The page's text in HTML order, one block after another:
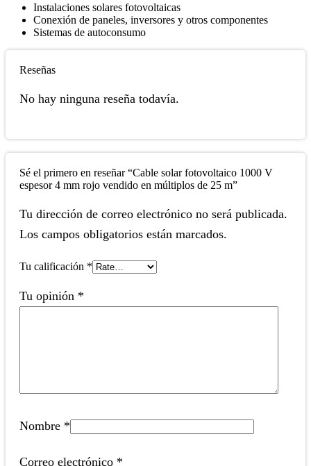
Instalaciones solares fotovoltaicas
Conexión de paneles, inversores y otros componentes
Sistemas de autoconsumo
Reseñas
No hay ninguna reseña todavía.
Sé el primero en reseñar “Cable solar fotovoltaico 1000 V
espesor 4 mm rojo vendido en múltiplos de 25 m”
Tu dirección de correo electrónico no será publicada.
Los campos obligatorios están marcados.
Tu calificación *
Tu opinión *
Nombre *
Correo electrónico *